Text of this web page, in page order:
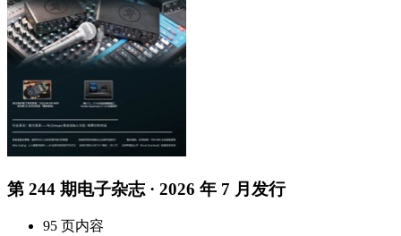
第 244 期电子杂志 · 2026 年 7 月发行
95 页内容